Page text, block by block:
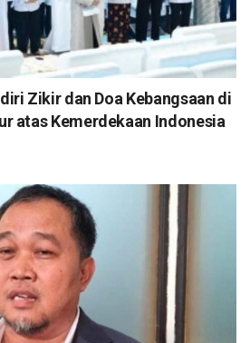
Zikir dan Doa Kebangsaan di
atas Kemerdekaan Indonesia